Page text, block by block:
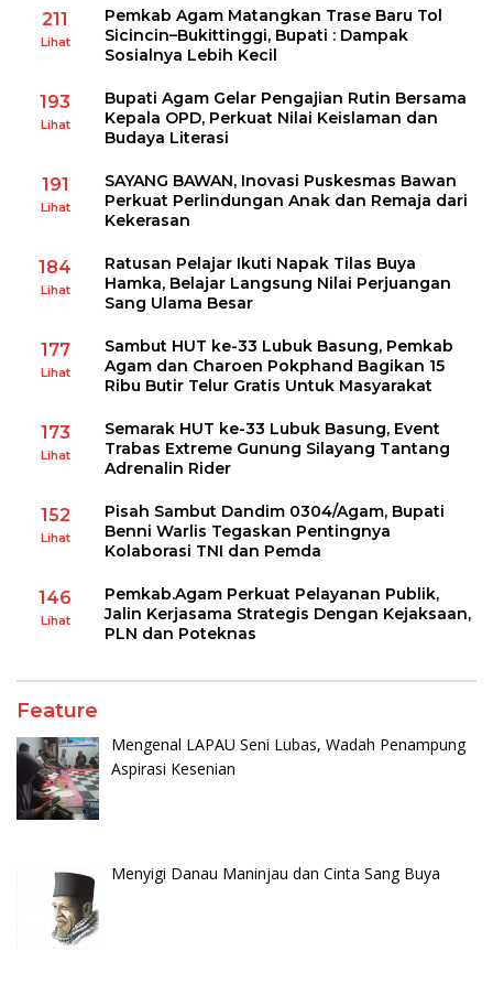
211
Lihat
Pemkab Agam Matangkan Trase Baru Tol
Sicincin–Bukittinggi, Bupati : Dampak
Sosialnya Lebih Kecil
193
Lihat
Bupati Agam Gelar Pengajian Rutin Bersama
Kepala OPD, Perkuat Nilai Keislaman dan
Budaya Literasi
191
Lihat
SAYANG BAWAN, Inovasi Puskesmas Bawan
Perkuat Perlindungan Anak dan Remaja dari
Kekerasan
184
Lihat
Ratusan Pelajar Ikuti Napak Tilas Buya
Hamka, Belajar Langsung Nilai Perjuangan
Sang Ulama Besar
177
Lihat
Sambut HUT ke-33 Lubuk Basung, Pemkab
Agam dan Charoen Pokphand Bagikan 15
Ribu Butir Telur Gratis Untuk Masyarakat
173
Lihat
Semarak HUT ke-33 Lubuk Basung, Event
Trabas Extreme Gunung Silayang Tantang
Adrenalin Rider
152
Lihat
Pisah Sambut Dandim 0304/Agam, Bupati
Benni Warlis Tegaskan Pentingnya
Kolaborasi TNI dan Pemda
146
Lihat
Pemkab.Agam Perkuat Pelayanan Publik,
Jalin Kerjasama Strategis Dengan Kejaksaan,
PLN dan Poteknas
Feature
Mengenal LAPAU Seni Lubas, Wadah Penampung
Aspirasi Kesenian
Menyigi Danau Maninjau dan Cinta Sang Buya